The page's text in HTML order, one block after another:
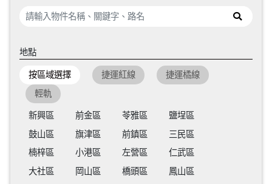
地點
按區域選擇 捷運紅線
捷運橘線
輕軌
新興區 前金區 苓雅區
鹽埕區
鼓山區
旗津區 前鎮區
三民區
楠梓區
小港區 左營區
仁武區
大社區
岡山區 橋頭區
鳳山區